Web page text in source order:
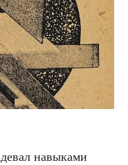
навы­ка­ми